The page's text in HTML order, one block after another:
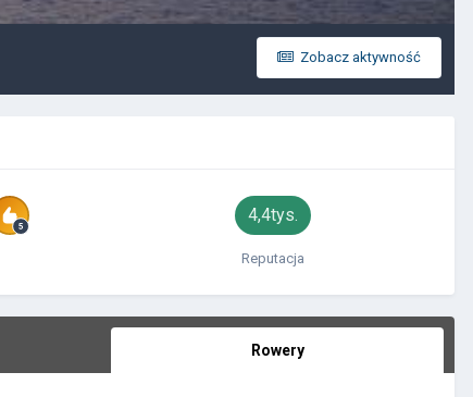
Zobacz aktywność
4,4tys.
Reputacja
Rowery